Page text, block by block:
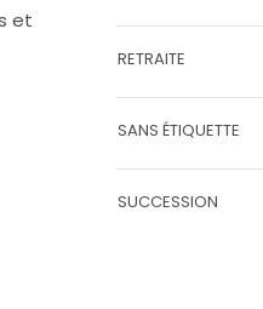
et
RETRAITE
SANS ÉTIQUETTE
SUCCESSION